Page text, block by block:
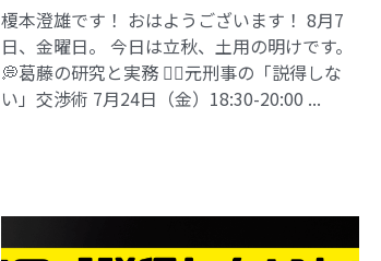
榎本澄雄です！ おはようございます！ 8月7
日、金曜日。 今日は立秋、土用の明けです。
💭葛藤の研究と実務 🕵️‍♂️元刑事の「説得しな
い」交渉術​ 7月24日（金）18:30-20:00 ...